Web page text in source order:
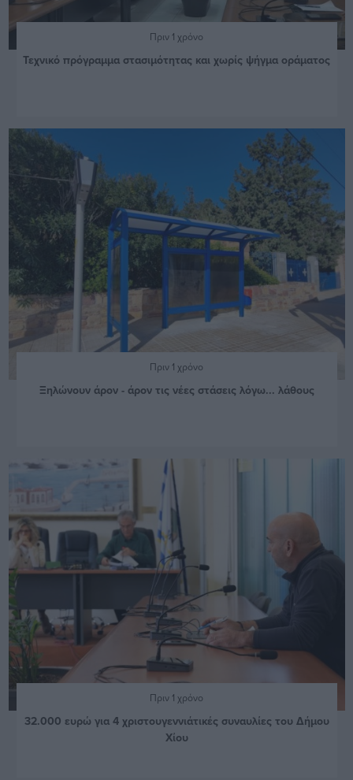
Πριν 1 χρόνο
Τεχνικό πρόγραμμα στασιμότητας και χωρίς ψήγμα οράματος
Πριν 1 χρόνο
Ξηλώνουν άρον - άρον τις νέες στάσεις λόγω... λάθους
Πριν 1 χρόνο
32.000 ευρώ για 4 χριστουγεννιάτικές συναυλίες του Δήμου
Χίου